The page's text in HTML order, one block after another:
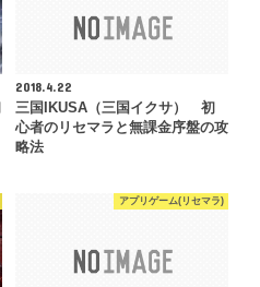
2018.4.22
三国IKUSA（三国イクサ） 初
心者のリセマラと無課金序盤の攻
略法
アプリゲーム(リセマラ)